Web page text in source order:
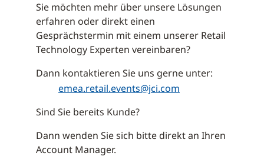
Sie möchten mehr über unsere Lösungen
erfahren oder direkt einen
Gesprächstermin mit einem unserer Retail
Technology Experten vereinbaren?
Dann kontaktieren Sie uns gerne unter:
emea.retail.events@jci.com
Sind Sie bereits Kunde?
Dann wenden Sie sich bitte direkt an Ihren
Account Manager.